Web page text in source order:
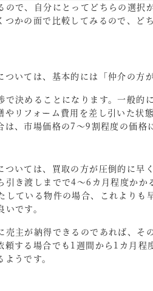
で、自分にとってどちらの選択
かの面で比較してみるので、ど
いては、基本的には「仲介の方
決めることになります。一般的
リフォーム費用を差し引いた状
、市場価格の7～9割程度の価格
いては、買取の方が圧倒的に早
き渡しまでで4～6カ月程度かか
ている物件の場合、これよりも
です。
主が納得できるのであれば、そ
する場合でも1週間から1カ月程
うです。